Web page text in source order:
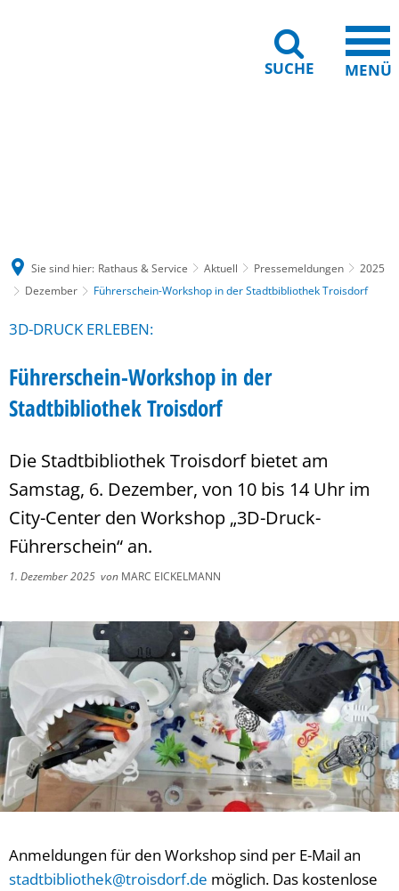
SUCHE MENÜ
Sie sind hier: Rathaus & Service Aktuell Pressemeldungen
2025
Dezember
Führerschein-Workshop in der Stadtbibliothek Troisdorf
3D-DRUCK ERLEBEN:
Führerschein-Workshop in der
Stadtbibliothek Troisdorf
Die Stadtbibliothek Troisdorf bietet am
Samstag, 6. Dezember, von 10 bis 14 Uhr im
City-Center den Workshop „3D-Druck-
Führerschein“ an.
1. Dezember 2025 von MARC EICKELMANN
Anmeldungen für den Workshop sind per E-Mail an
stadtbibliothek@troisdorf.de möglich. Das kostenlose